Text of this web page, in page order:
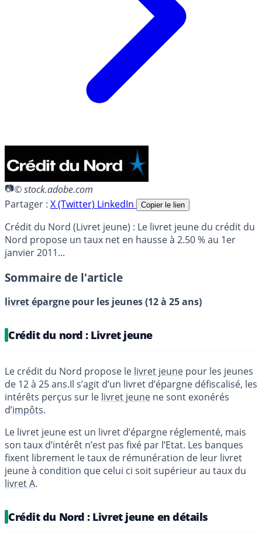
© stock.adobe.com
Partager : X (Twitter) LinkedIn Copier le lien
Crédit du Nord (Livret jeune) : Le livret jeune du crédit du
Nord propose un taux net en hausse à 2.50 % au 1er
janvier 2011...
Sommaire de l'article
livret épargne pour les jeunes (12 à 25 ans)
Crédit du nord : Livret jeune
Le crédit du Nord propose le livret jeune pour les jeunes
de 12 à 25 ans.Il s’agit d’un livret d’épargne défiscalisé, les
intérêts perçus sur le livret jeune ne sont exonérés
d’impôts.
Le livret jeune est un livret d’épargne réglementé, mais
son taux d’intérêt n’est pas fixé par l’Etat. Les banques
fixent librement le taux de rémunération de leur livret
jeune à condition que celui ci soit supérieur au taux du
livret A.
Crédit du Nord : Livret jeune en détails